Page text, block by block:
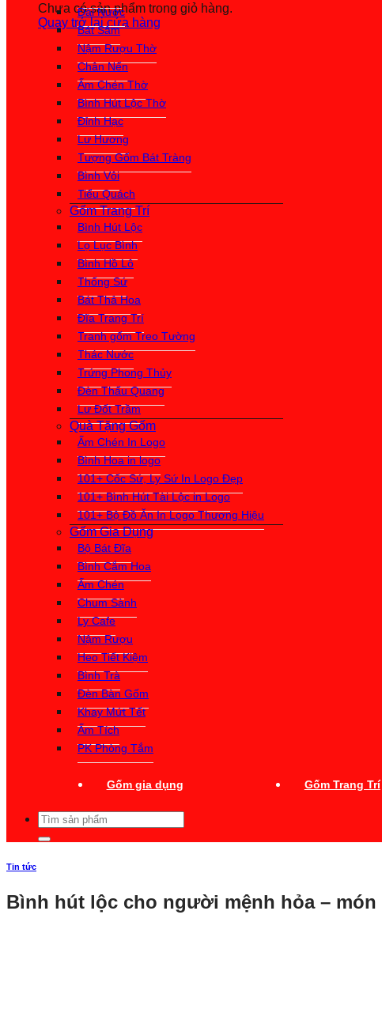
Chưa có sản phẩm trong giỏ hàng.
Quay trở lại cửa hàng
Đài Nước
Bát Sâm
Nậm Rượu Thờ
Chân Nến
Ấm Chén Thờ
Bình Hút Lộc Thờ
Đỉnh Hạc
Lư Hương
Tượng Gốm Bát Tràng
Bình Vôi
Tiểu Quách
Gốm Trang Trí
Bình Hút Lộc
Lọ Lục Bình
Bình Hồ Lô
Thống Sứ
Bát Thả Hoa
Đĩa Trang Trí
Tranh gốm Treo Tường
Thác Nước
Trứng Phong Thủy
Đèn Thấu Quang
Lư Đốt Trầm
Quà Tặng Gốm
Ấm Chén In Logo
Bình Hoa in logo
101+ Cốc Sứ, Ly Sứ In Logo Đẹp
101+ Bình Hút Tài Lộc in Logo
101+ Bộ Đồ Ăn In Logo Thương Hiệu
Gốm Gia Dụng
Bộ Bát Đĩa
Bình Cắm Hoa
Ấm Chén
Chum Sành
Ly Cafe
Nậm Rượu
Heo Tiết Kiệm
Bình Trà
Đèn Bàn Gốm
Khay Mứt Tết
Ấm Tích
PK Phòng Tắm
Gốm gia dụng Gốm Trang Trí
Tìm
kiếm:
Tin tức
Bình hút lộc cho người mệnh hỏa –